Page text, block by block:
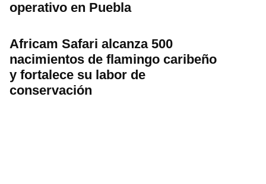
operativo en Puebla
Africam Safari alcanza 500
nacimientos de flamingo caribeño
y fortalece su labor de
conservación